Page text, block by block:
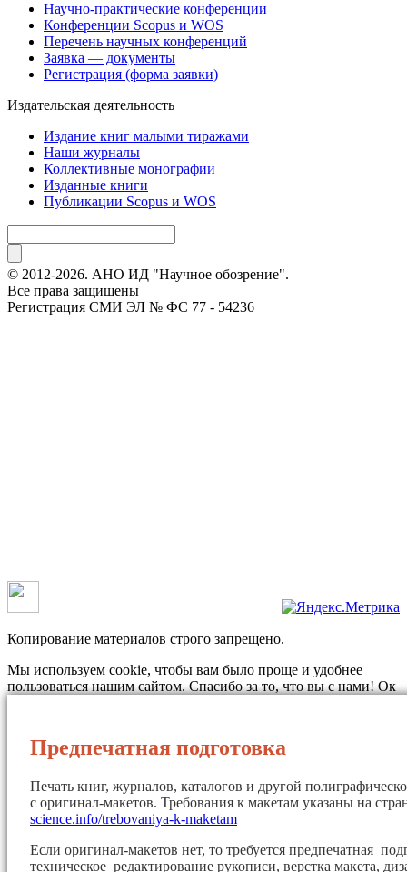
Научно-практические конференции
Конференции Scopus и WOS
Перечень научных конференций
Заявка — документы
Регистрация (форма заявки)
Издательская деятельность
Издание книг малыми тиражами
Наши журналы
Коллективные монографии
Изданные книги
Публикации Scopus и WOS
© 2012-2026. АНО ИД "Научное обозрение".
Все права защищены
Регистрация СМИ ЭЛ № ФС 77 - 54236
Копирование материалов строго запрещено.
Мы используем cookie, чтобы вам было проще и удобнее
пользоваться нашим сайтом. Спасибо за то, что вы с нами!Ок
Предпечатная подготовка
Печать книг, журналов, каталогов и другой
с оригинал-макетов. Требования к макетам указаны на
science.info/trebovaniya-k-maketam
Если оригинал-макетов нет, то требуется предпечатная
техническое редактирование рукописи, верстка макета,